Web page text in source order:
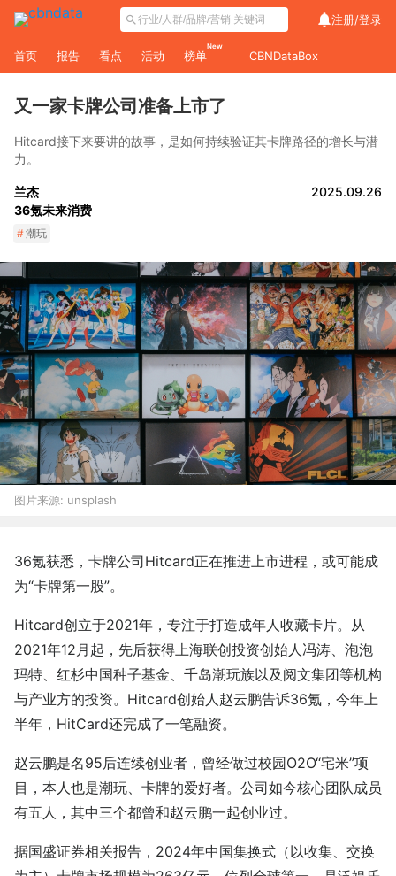
注册/登录
首页 报告 看点 活动 榜单
New
CBNDataBox
又一家卡牌公司准备上市了
Hitcard接下来要讲的故事，是如何持续验证其卡牌路径的增长与潜
力。
兰杰
36氪未来消费
2025.09.26
#潮玩
图片来源: unsplash
36氪获悉，卡牌公司Hitcard正在推进上市进程，或可能成
为“卡牌第一股”。
Hitcard创立于2021年，专注于打造成年人收藏卡片。从
2021年12月起，先后获得上海联创投资创始人冯涛、泡泡
玛特、红杉中国种子基金、千岛潮玩族以及阅文集团等机构
与产业方的投资。Hitcard创始人赵云鹏告诉36氪，今年上
半年，HitCard还完成了一笔融资。
赵云鹏是名95后连续创业者，曾经做过校园O2O“宅米”项
目，本人也是潮玩、卡牌的爱好者。公司如今核心团队成员
有五人，其中三个都曾和赵云鹏一起创业过。
据国盛证券相关报告，2024年中国集换式（以收集、交换